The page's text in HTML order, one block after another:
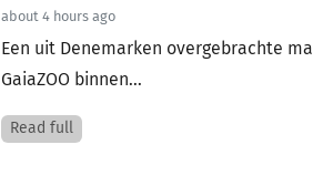
about 4 hours ago
Een uit Denemarken overgebrachte
GaiaZOO binnen...
Read full